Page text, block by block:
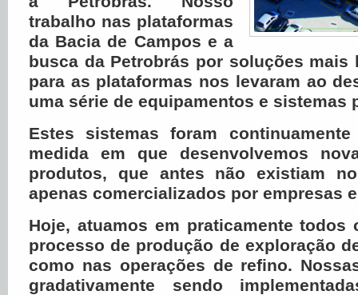
trabalho nas plataformas
da Bacia de Campos e a
busca da Petrobrás por soluções mais
para as plataformas nos levaram ao
uma série de equipamentos e sistemas
Estes sistemas foram
medida em que desenvolvemos
produtos, que antes não existiam
apenas comercializados por empresas
Hoje, atuamos em praticamente todos
processo de produção de exploração
como nas operações de refino.
gradativamente sendo